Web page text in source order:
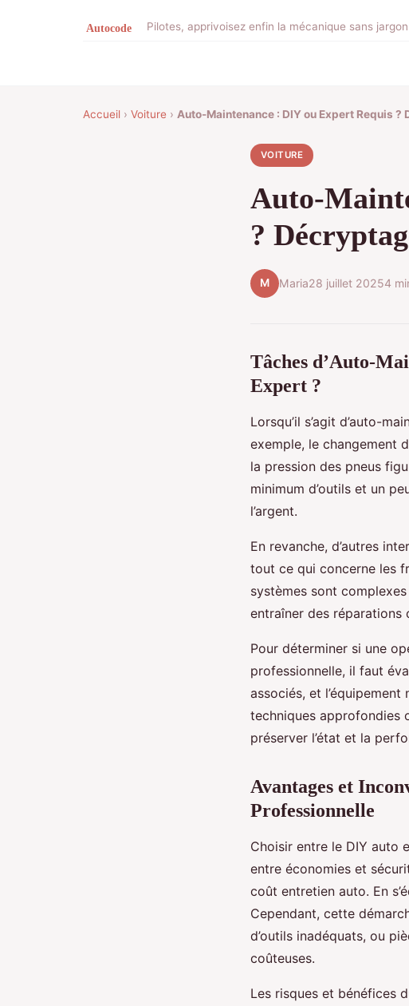
Pilotes, apprivoisez enfin la mécanique sans
Accueil › Voiture › Auto-Maintenance : DIY ou Expert Requis
VOITURE
Auto-
?
M Maria28 juillet 20254
Tâches d’Auto-
Expert ?
Lorsqu’il s’agit d’auto-
exemple, le changement
la pression des pneus
minimum d’outils et un
l’argent.
En revanche, d’autres
tout ce qui concerne les
systèmes sont
entraîner des réparations
Pour déterminer si une
professionnelle, il faut
associés, et
techniques approfondies
préserver l’état et la
Avantages et
Professionnelle
Choisir entre le DIY auto
entre économies et
coût entretien auto. En
Cependant, cette
d’outils inadéquats, ou
coûteuses.
Les risques et bénéfices